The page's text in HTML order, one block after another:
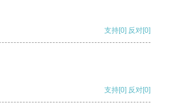
支持[0] 反对[0]
支持[0] 反对[0]